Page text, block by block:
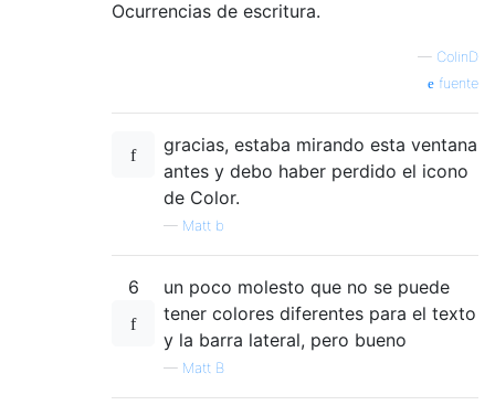
Ocurrencias de escritura.
— ColinD
fuente
gracias, estaba mirando esta ventana
antes y debo haber perdido el icono
de Color.
— Matt b
6
un poco molesto que no se puede
tener colores diferentes para el texto
y la barra lateral, pero bueno
— Matt B